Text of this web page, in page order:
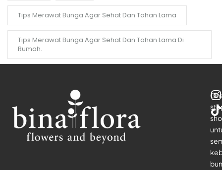
Tips Merawat Bunga Agar Sehat Dan Tahan Lama
Tips Merawat Bunga Agar Sehat Dan Tahan Lama Di
Rumah.